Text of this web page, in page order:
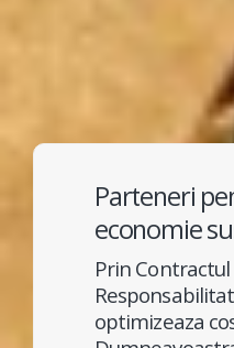
Parteneri
economie
Prin
optimizeaza